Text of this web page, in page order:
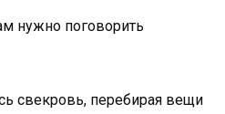
нужно поговорить
свекровь, перебирая вещи